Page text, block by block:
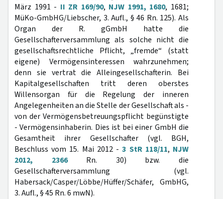
März 1991 - II ZR 169/90, NJW 1991, 1680, 1681;
MüKo-GmbHG/Liebscher, 3. Aufl., § 46 Rn. 125). Als
Organ der R. gGmbH hatte die
Gesellschafterversammlung als solche nicht die
gesellschaftsrechtliche Pflicht, „fremde“ (statt
eigene) Vermögensinteressen wahrzunehmen;
denn sie vertrat die Alleingesellschafterin. Bei
Kapitalgesellschaften tritt deren oberstes
Willensorgan für die Regelung der inneren
Angelegenheiten an die Stelle der Gesellschaft als -
von der Vermögensbetreuungspflicht begünstigte
- Vermögensinhaberin. Dies ist bei einer GmbH die
Gesamtheit ihrer Gesellschafter (vgl. BGH,
Beschluss vom 15. Mai 2012 -3 StR 118/11, NJW
2012, 2366Rn. 30) bzw. die
Gesellschafterversammlung (vgl.
Habersack/Casper/Löbbe/Hüffer/Schäfer, GmbHG,
3. Aufl., § 45 Rn. 6 mwN).